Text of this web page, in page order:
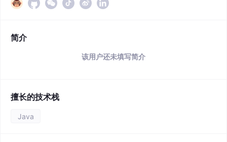
简介
该用户还未填写简介
擅长的技术栈
Java